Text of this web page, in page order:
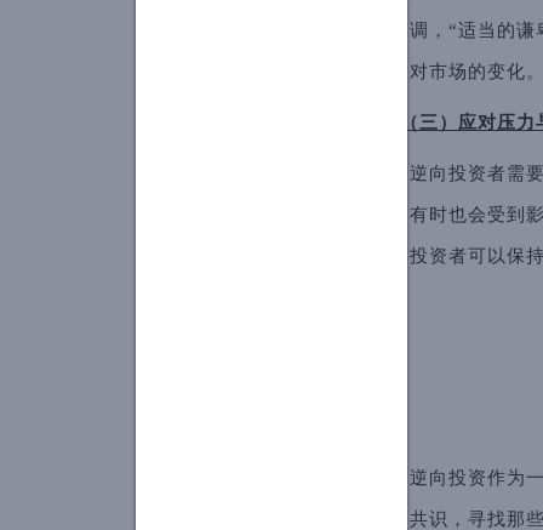
调，“适当的谦
对市场的变化
（三）应对压力
逆向投资者需
有时也会受到
投资者可以保
逆向投资作为
共识，寻找那